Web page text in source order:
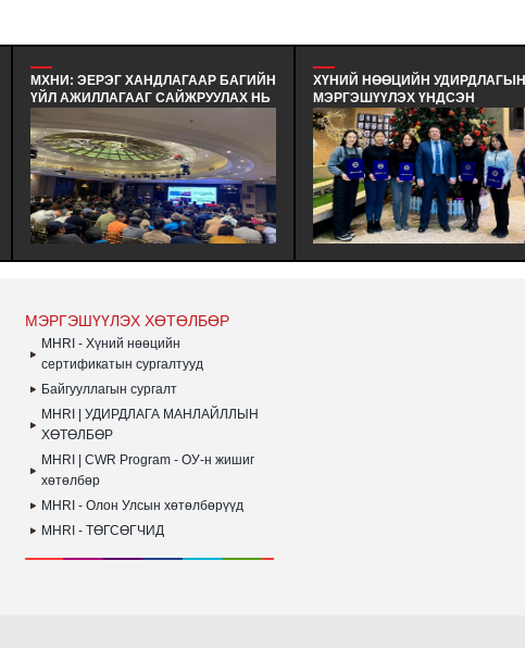
МХНИ: ЭЕРЭГ ХАНДЛАГААР БАГИЙН
ҮЙЛ АЖИЛЛАГААГ САЙЖРУУЛАХ НЬ
СУРГАЛТ - ЭЕРЭГ ХАНДЛАГААР
БАГИЙН ҮЙЛ АЖИЛЛАГААГ
САЙЖРУУЛАХ НЬ | ХАРИЛЦАА
ХАНДЛАГЫН БАГЦ СУРГАЛТ
ЗОХИОН БАЙГУУЛАГДЛАА.
ХҮНИЙ НӨӨЦИЙН УДИРДЛАГЫН
МЭРГЭШҮҮЛЭХ ҮНДСЭН
СУРГАЛТЫН СУРАЛЦАГЧИД
ХӨТӨЛБӨРИЙН ТӨГСӨЛТ БОЛЛОО. -
ХҮНИЙ НӨӨЦИЙН УДИРДЛАГЫН
МЭРГЭШҮҮЛЭХ (MHRI/LEVEL-B)
ТҮВШНИЙ ҮНДСЭН СУРГАЛТЫН
СУРАЛЦАГЧИД ХӨТӨЛБӨРӨӨ БҮРЭН
ДҮҮРГЭЖ СЕРТИФИКАТАА ГАРДАН
АВЛАА.
МЭРГЭШҮҮЛЭХ ХӨТӨЛБӨР
MHRI - Хүний нөөцийн
сертификатын сургалтууд
Байгууллагын сургалт
MHRI | УДИРДЛАГА МАНЛАЙЛЛЫН
ХӨТӨЛБӨР
MHRI | CWR Program - ОУ-н жишиг
хөтөлбөр
MHRI - Олон Улсын хөтөлбөрүүд
MHRI - ТӨГСӨГЧИД